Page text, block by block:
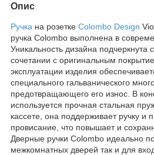
Опис
Ручка на розетке Colombo Design
ручка Colombo выполнена в
Уникальность дизайна подчеркнута
сочетании с оригинальным
эксплуатации изделия
специального гальванического
предотвращающего его износ. В
используется прочная стальная
кассете, она поддерживает ручку и
провисание, что повышает и
Дверные ручки Colombo идеально
межкомнатных дверей так и для